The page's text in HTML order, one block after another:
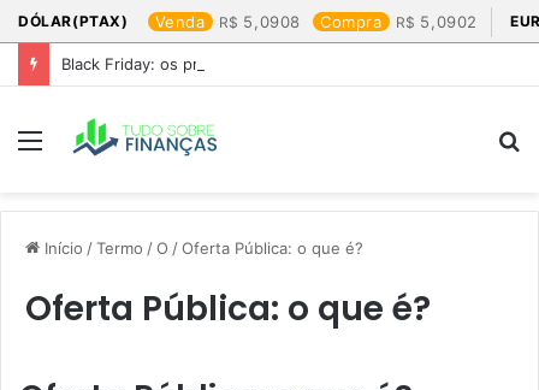
DÓLAR(PTAX) Venda 5,0908 Compra 5,0902
Black Friday: os produtos que mais valem a pena
Menu
Início /Termo /O /Oferta Pública: o que é?
Oferta Pública: o que é?